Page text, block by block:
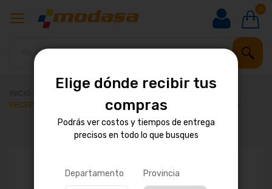
0
RECEPCION DE GOMA DE BARRA ESTABILIZADORA DELANTERA
Elige dónde recibir tus
compras
Podrás ver costos y tiempos de entrega
precisos en todo lo que busques
Departamento Provincia